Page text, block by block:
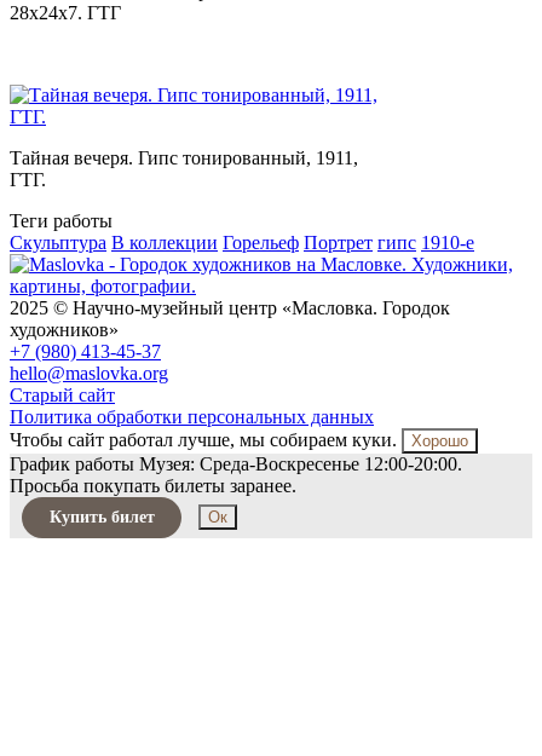
28х24х7. ГТГ
Тайная вечеря. Гипс тонированный, 1911,
ГТГ.
Теги работы
Скульптура В коллекции Горельеф Портрет гипс 1910-е
2025 © Научно-музейный центр «Масловка. Городок
художников»
+7 (980) 413-45-37
hello@maslovka.org
Старый сайт
Политика обработки персональных данных
Чтобы сайт работал лучше, мы собираем куки.
Хорошо
График работы Музея: Среда-Воскресенье 12:00-20:00.
Просьба покупать билеты заранее.
Купить билет Ок